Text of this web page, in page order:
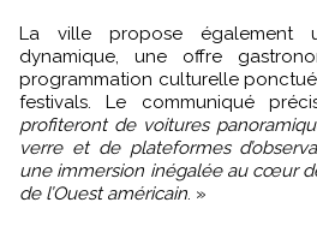
La ville propose également
dynamique, une offre
programmation culturelle
festivals. Le communiqué
profiteront de voitures
verre et de plateformes
une immersion inégalée au cœur
de l’Ouest américain . »